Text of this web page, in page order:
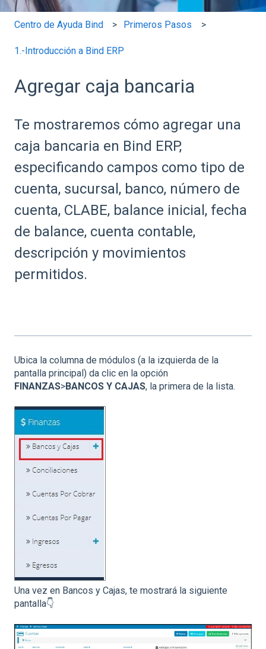
Centro de Ayuda Bind Primeros Pasos
1.-Introducción a Bind ERP
Agregar caja bancaria
Te mostraremos cómo agregar una
caja bancaria en Bind ERP,
especificando campos como tipo de
cuenta, sucursal, banco, número de
cuenta, CLABE, balance inicial, fecha
de balance, cuenta contable,
descripción y movimientos
permitidos.
Ubica la columna de módulos (a la izquierda de la
pantalla principal) da clic en la opción
FINANZAS>BANCOS Y CAJAS, la primera de la lista.
Una vez en Bancos y Cajas, te mostrará la siguiente
pantalla👇